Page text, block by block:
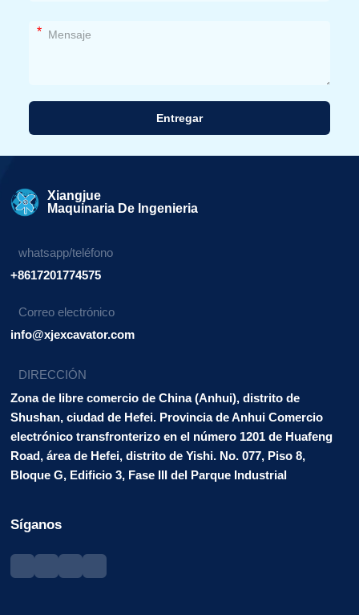
*
Entregar
Xiangjue
Maquinaria De Ingenieria
whatsapp/teléfono
+8617201774575
Correo electrónico
info@xjexcavator.com
DIRECCIÓN
Zona de libre comercio de China (Anhui), distrito de
Shushan, ciudad de Hefei. Provincia de Anhui Comercio
electrónico transfronterizo en el número 1201 de Huafeng
Road, área de Hefei, distrito de Yishi. No. 077, Piso 8,
Bloque G, Edificio 3, Fase III del Parque Industrial
Síganos